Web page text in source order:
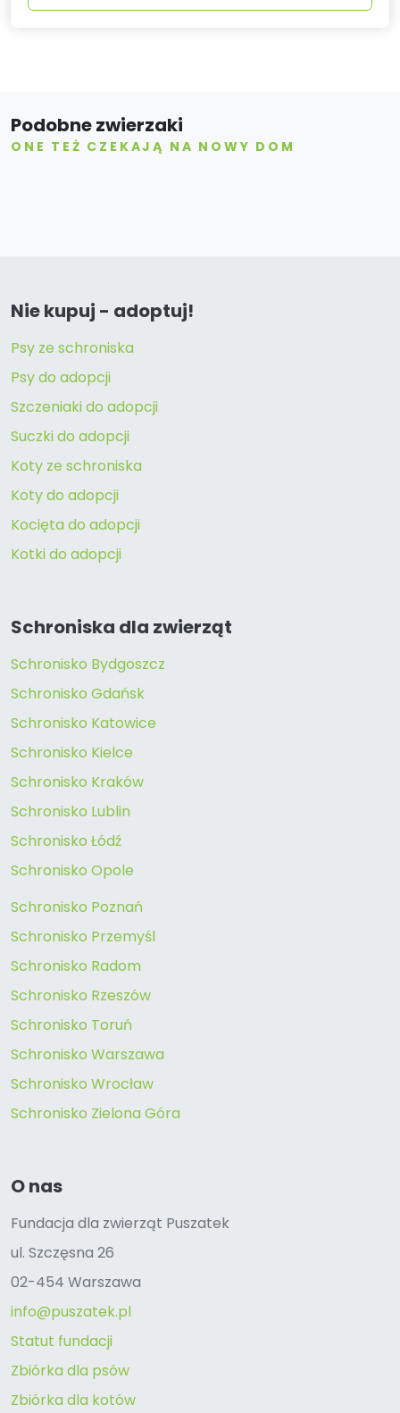
Podobne zwierzaki
ONE TEŻ CZEKAJĄ NA NOWY DOM
Nie kupuj - adoptuj!
Psy ze schroniska
Psy do adopcji
Szczeniaki do adopcji
Suczki do adopcji
Koty ze schroniska
Koty do adopcji
Kocięta do adopcji
Kotki do adopcji
Schroniska dla zwierząt
Schronisko Bydgoszcz
Schronisko Gdańsk
Schronisko Katowice
Schronisko Kielce
Schronisko Kraków
Schronisko Lublin
Schronisko Łódź
Schronisko Opole
Schronisko Poznań
Schronisko Przemyśl
Schronisko Radom
Schronisko Rzeszów
Schronisko Toruń
Schronisko Warszawa
Schronisko Wrocław
Schronisko Zielona Góra
O nas
Fundacja dla zwierząt Puszatek
ul. Szczęsna 26
02-454 Warszawa
info@puszatek.pl
Statut fundacji
Zbiórka dla psów
Zbiórka dla kotów